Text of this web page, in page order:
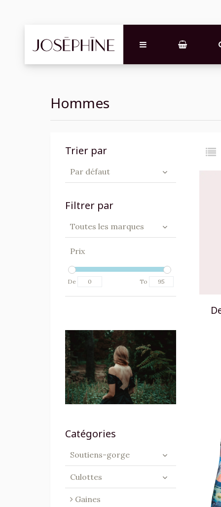
Hommes
Trier par
Par défaut
Filtrer par
Toutes les marques
Prix
De To
Catégories
Soutiens-gorge
Culottes
Gaines